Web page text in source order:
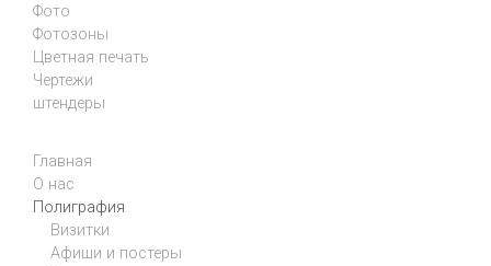
Фото
Фотозоны
Цветная печать
Чертежи
штендеры
Главная
О нас
Полиграфия
Визитки
Афиши и постеры